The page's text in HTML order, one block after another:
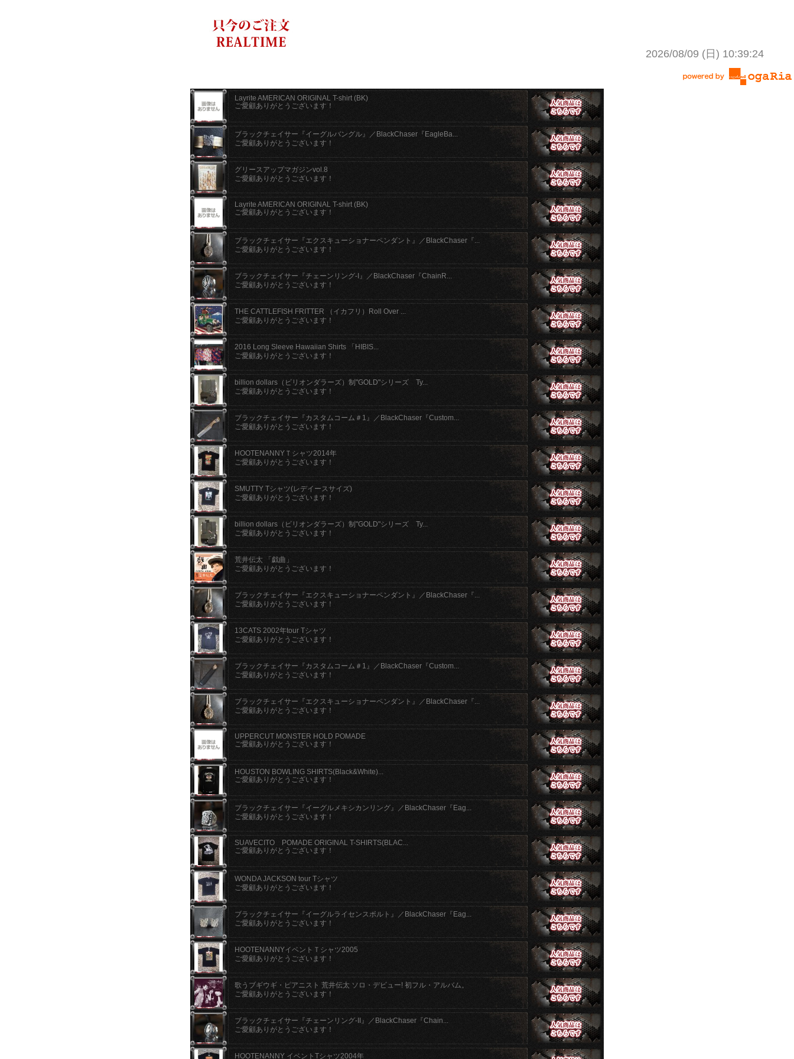
2026/08/09 (日) 10:39:24
Layrite AMERICAN ORIGINAL T-shirt (BK)
ご愛顧ありがとうございます！
ブラックチェイサー『イーグルバングル』／BlackChaser『EagleBa...
ご愛顧ありがとうございます！
グリースアップマガジンvol.8
ご愛顧ありがとうございます！
Layrite AMERICAN ORIGINAL T-shirt (BK)
ご愛顧ありがとうございます！
ブラックチェイサー『エクスキューショナーペンダント』／BlackChaser『...
ご愛顧ありがとうございます！
ブラックチェイサー『チェーンリング-I』／BlackChaser『ChainR...
ご愛顧ありがとうございます！
THE CATTLEFISH FRITTER （イカフリ）Roll Over ...
ご愛顧ありがとうございます！
2016 Long Sleeve Hawaiian Shirts 「HIBIS...
ご愛顧ありがとうございます！
billion dollars（ビリオンダラーズ）制"GOLD"シリーズ Ty...
ご愛顧ありがとうございます！
ブラックチェイサー『カスタムコーム＃1』／BlackChaser『Custom...
ご愛顧ありがとうございます！
HOOTENANNYＴシャツ2014年
ご愛顧ありがとうございます！
SMUTTY Tシャツ(レデイースサイズ)
ご愛顧ありがとうございます！
billion dollars（ビリオンダラーズ）制"GOLD"シリーズ Ty...
ご愛顧ありがとうございます！
荒井伝太 「戯曲」
ご愛顧ありがとうございます！
ブラックチェイサー『エクスキューショナーペンダント』／BlackChaser『...
ご愛顧ありがとうございます！
13CATS 2002年tour Tシャツ
ご愛顧ありがとうございます！
ブラックチェイサー『カスタムコーム＃1』／BlackChaser『Custom...
ご愛顧ありがとうございます！
ブラックチェイサー『エクスキューショナーペンダント』／BlackChaser『...
ご愛顧ありがとうございます！
UPPERCUT MONSTER HOLD POMADE
ご愛顧ありがとうございます！
HOUSTON BOWLING SHIRTS(Black&White)...
ご愛顧ありがとうございます！
ブラックチェイサー『イーグルメキシカンリング』／BlackChaser『Eag...
ご愛顧ありがとうございます！
SUAVECITO POMADE ORIGINAL T-SHIRTS(BLAC...
ご愛顧ありがとうございます！
WONDA JACKSON tour Tシャツ
ご愛顧ありがとうございます！
ブラックチェイサー『イーグルライセンスボルト』／BlackChaser『Eag...
ご愛顧ありがとうございます！
HOOTENANNYイベントＴシャツ2005
ご愛顧ありがとうございます！
歌うブギウギ・ピアニスト 荒井伝太 ソロ・デビュー! 初フル・アルバム。
ご愛顧ありがとうございます！
ブラックチェイサー『チェーンリング-II』／BlackChaser『Chain...
ご愛顧ありがとうございます！
HOOTENANNY イベントTシャツ2004年